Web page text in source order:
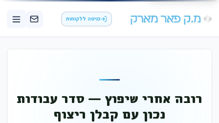
כניסה ללקוחות
רובה אחרי שיפוץ — סדר עבודות
נכון עם קבלן ריצוף